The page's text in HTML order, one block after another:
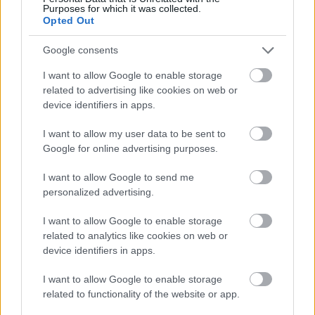
Purposes for which it was collected.
Opted Out
Google consents
I want to allow Google to enable storage
related to advertising like cookies on web or
device identifiers in apps.
I want to allow my user data to be sent to
Google for online advertising purposes.
I want to allow Google to send me
personalized advertising.
I want to allow Google to enable storage
related to analytics like cookies on web or
device identifiers in apps.
I want to allow Google to enable storage
related to functionality of the website or app.
ΡΟΗ ΕΙΔΗΣΕΩΝ
23:22
Προσοχή στο πιάτο: Οι τροφές που μπορεί να
«συγκρουστούν» με φάρμακα
Σύγκρουση ελικοπτέρων στην Ψάθα: Στο
μικροσκόπιο ο συντονισμός της επιχείρησης
που κάνει τις πυρκαγιές ακόμη πιο επικίνδυνες
στην Ευρώπη
Ουκρανία: Η αόρατη σύγκρουση της τεχνολογίας
– Drones, δορυφόροι και AI στην πρώτη γραμμή
Το βραδινό που χορταίνει και βοηθά στον
έλεγχο του βάρους
Χασάμπης στο «τιμόνι» της Google AI
ΟΛΕΣ ΟΙ ΕΙΔΗΣΕΙΣ